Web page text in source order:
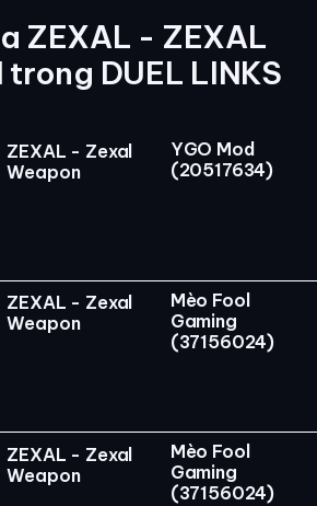
ZEXAL - ZEXAL
trong DUEL LINKS
ZEXAL - Zexal
Weapon
YGO Mod
(20517634)
ZEXAL - Zexal
Weapon
Mèo Fool
Gaming
(37156024)
ZEXAL - Zexal
Weapon
Mèo Fool
Gaming
(37156024)